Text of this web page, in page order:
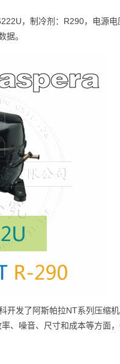
，制冷剂：R290，电源
据。
开发了阿斯帕拉NT系列压缩
、噪音、尺寸和成本等方面，